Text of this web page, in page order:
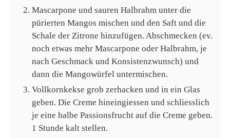
Mascarpone und sauren Halbrahm unter die
pürierten Mangos mischen und den Saft und die
Schale der Zitrone hinzufügen. Abschmecken (ev.
noch etwas mehr Mascarpone oder Halbrahm, je
nach Geschmack und Konsistenzwunsch) und
dann die Mangowürfel untermischen.
Vollkornkekse grob zerhacken und in ein Glas
geben. Die Creme hineingiessen und schliesslich
je eine halbe Passionsfrucht auf die Creme geben.
1 Stunde kalt stellen.